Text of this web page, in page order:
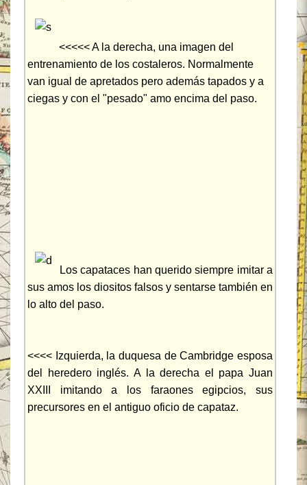
<<<<< A la derecha, una imagen del
entrenamiento de los costaleros. Normalmente
van igual de apretados pero además tapados y a
ciegas y con el "pesado" amo encima del paso.
Los capataces han querido siempre imitar a
sus amos los diositos falsos y sentarse también en
lo alto del paso.
<<<< Izquierda, la duquesa de Cambridge esposa
del heredero inglés. A la derecha el papa Juan
XXIII imitando a los faraones egipcios, sus
precursores en el antiguo oficio de capataz.